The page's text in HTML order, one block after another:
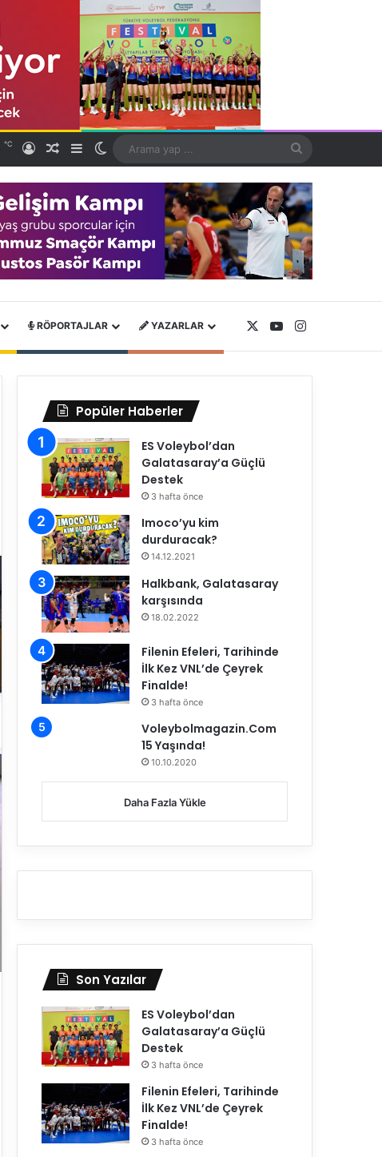
℃ Kayıt OlRastgele Makale
Kenar Bölmesi
Dış görünümü değiştir
...
RÖPORTAJLAR YAZARLAR YouTube
Popüler Haberler
ES Voleybol’dan
Galatasaray’a Güçlü
Destek
3 hafta önce
Imoco’yu kim
durduracak?
14.12.2021
Halkbank, Galatasaray
karşısında
18.02.2022
Filenin Efeleri, Tarihinde
İlk Kez VNL’de Çeyrek
Finalde!
3 hafta önce
Voleybolmagazin.Com
15 Yaşında!
10.10.2020
Daha Fazla Yükle
Son Yazılar
ES Voleybol’dan
Galatasaray’a Güçlü
Destek
3 hafta önce
Filenin Efeleri, Tarihinde
İlk Kez VNL’de Çeyrek
Finalde!
3 hafta önce